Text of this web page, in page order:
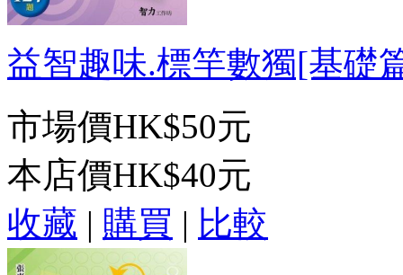
益智趣味.標竿數獨[基礎
市場價HK$50元
本店價HK$40元
收藏 | 購買 | 比較